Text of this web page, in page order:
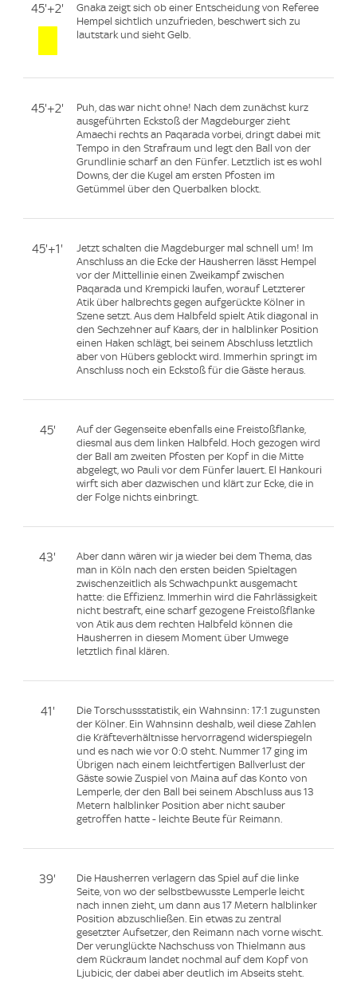
45'+2'
Gnaka zeigt sich ob einer Entscheidung von Referee
Hempel sichtlich unzufrieden, beschwert sich zu
lautstark und sieht Gelb.
45'+2'
Puh, das war nicht ohne! Nach dem zunächst kurz
ausgeführten Eckstoß der Magdeburger zieht
Amaechi rechts an Paqarada vorbei, dringt dabei mit
Tempo in den Strafraum und legt den Ball von der
Grundlinie scharf an den Fünfer. Letztlich ist es wohl
Downs, der die Kugel am ersten Pfosten im
Getümmel über den Querbalken blockt.
45'+1'
Jetzt schalten die Magdeburger mal schnell um! Im
Anschluss an die Ecke der Hausherren lässt Hempel
vor der Mittellinie einen Zweikampf zwischen
Paqarada und Krempicki laufen, worauf Letzterer
Atik über halbrechts gegen aufgerückte Kölner in
Szene setzt. Aus dem Halbfeld spielt Atik diagonal in
den Sechzehner auf Kaars, der in halblinker Position
einen Haken schlägt, bei seinem Abschluss letztlich
aber von Hübers geblockt wird. Immerhin springt im
Anschluss noch ein Eckstoß für die Gäste heraus.
45'
Auf der Gegenseite ebenfalls eine Freistoßflanke,
diesmal aus dem linken Halbfeld. Hoch gezogen wird
der Ball am zweiten Pfosten per Kopf in die Mitte
abgelegt, wo Pauli vor dem Fünfer lauert. El Hankouri
wirft sich aber dazwischen und klärt zur Ecke, die in
der Folge nichts einbringt.
43'
Aber dann wären wir ja wieder bei dem Thema, das
man in Köln nach den ersten beiden Spieltagen
zwischenzeitlich als Schwachpunkt ausgemacht
hatte: die Effizienz. Immerhin wird die Fahrlässigkeit
nicht bestraft, eine scharf gezogene Freistoßflanke
von Atik aus dem rechten Halbfeld können die
Hausherren in diesem Moment über Umwege
letztlich final klären.
41'
Die Torschussstatistik, ein Wahnsinn: 17:1 zugunsten
der Kölner. Ein Wahnsinn deshalb, weil diese Zahlen
die Kräfteverhältnisse hervorragend widerspiegeln
und es nach wie vor 0:0 steht. Nummer 17 ging im
Übrigen nach einem leichtfertigen Ballverlust der
Gäste sowie Zuspiel von Maina auf das Konto von
Lemperle, der den Ball bei seinem Abschluss aus 13
Metern halblinker Position aber nicht sauber
getroffen hatte - leichte Beute für Reimann.
39'
Die Hausherren verlagern das Spiel auf die linke
Seite, von wo der selbstbewusste Lemperle leicht
nach innen zieht, um dann aus 17 Metern halblinker
Position abzuschließen. Ein etwas zu zentral
gesetzter Aufsetzer, den Reimann nach vorne wischt.
Der verunglückte Nachschuss von Thielmann aus
dem Rückraum landet nochmal auf dem Kopf von
Ljubicic, der dabei aber deutlich im Abseits steht.